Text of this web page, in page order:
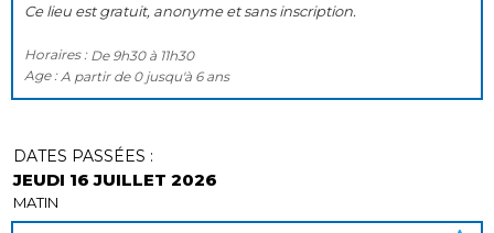
Ce lieu est gratuit, anonyme et sans inscription.
Horaires : De 9h30 à 11h30
Age : A partir de 0 jusqu'à 6 ans
DATES PASSÉES :
JEUDI 16 JUILLET 2026
MATIN